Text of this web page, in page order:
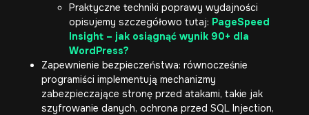
Praktyczne techniki poprawy wydajności
opisujemy szczegółowo tutaj: PageSpeed
Insight – jak osiągnąć wynik 90+ dla
WordPress?
Zapewnienie bezpieczeństwa: równocześnie
programiści implementują mechanizmy
zabezpieczające stronę przed atakami, takie jak
szyfrowanie danych, ochrona przed SQL Injection,